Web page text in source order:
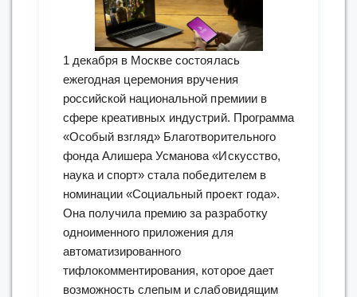
1 декабря в Москве состоялась
ежегодная церемония вручения
российской национальной премиии в
сфере креативных индустрий. Программа
«Особый взгляд» Благотворительного
фонда Алишера Усманова «Искусство,
наука и спорт» стала победителем в
номинации «Социальный проект года».
Она получила премию за разработку
одноименного приложения для
автоматизированного
тифлокомментирования, которое дает
возможность слепым и слабовидящим